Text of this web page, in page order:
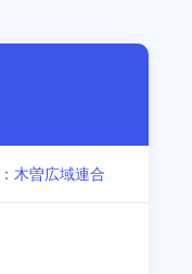
木曽広域連合